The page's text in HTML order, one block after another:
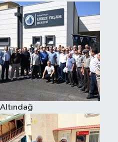
Altındağ